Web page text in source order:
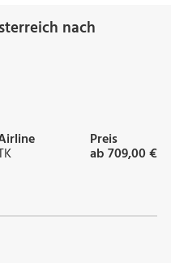
nach
Preis
ab 709,00 €